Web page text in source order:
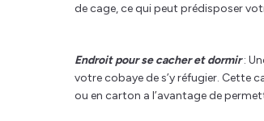
de cage, ce qui peut prédisposer
Endroit pour se cacher et dormir:
votre cobaye de s’y réfugier. Cette
ou en carton a l’avantage de